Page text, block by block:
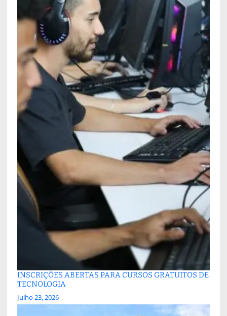
INSCRIÇÕES ABERTAS PARA CURSOS GRATUITOS DE
TECNOLOGIA
Julho 23, 2026